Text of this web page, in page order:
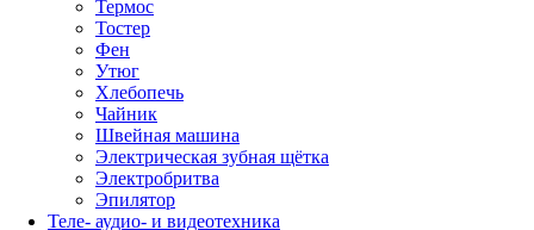
Термос
Тостер
Фен
Утюг
Хлебопечь
Чайник
Швейная машина
Электрическая зубная щётка
Электробритва
Эпилятор
Теле- аудио- и видеотехника